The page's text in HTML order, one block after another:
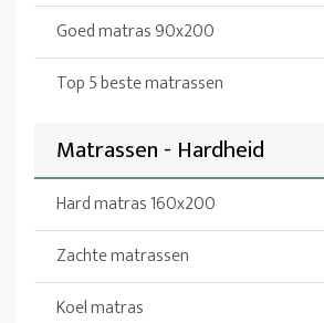
Goed matras 90x200
Top 5 beste matrassen
Matrassen - Hardheid
Hard matras 160x200
Zachte matrassen
Koel matras